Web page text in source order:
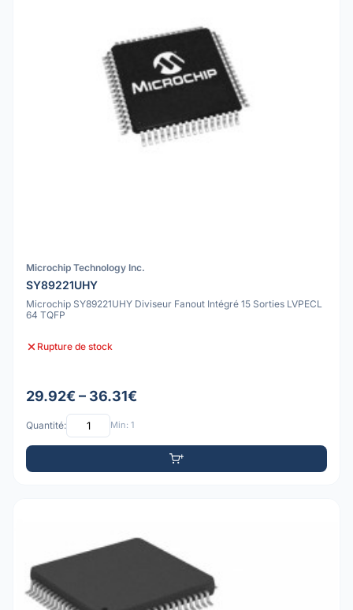
Microchip Technology Inc.
SY89221UHY
Microchip SY89221UHY Diviseur Fanout Intégré 15 Sorties LVPECL
64 TQFP
Rupture de stock
29.92€ – 36.31€
Quantité: Min: 1